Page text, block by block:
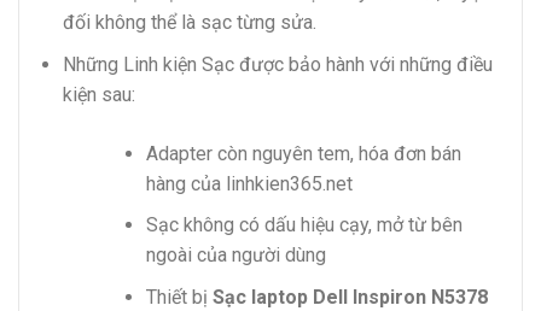
đối không thể là sạc từng sửa.
Những Linh kiện Sạc được bảo hành với những điều
kiện sau:
Adapter còn nguyên tem, hóa đơn bán
hàng của linhkien365.net
Sạc không có dấu hiệu cạy, mở từ bên
ngoài của người dùng
Thiết bị Sạc laptop Dell Inspiron N5378